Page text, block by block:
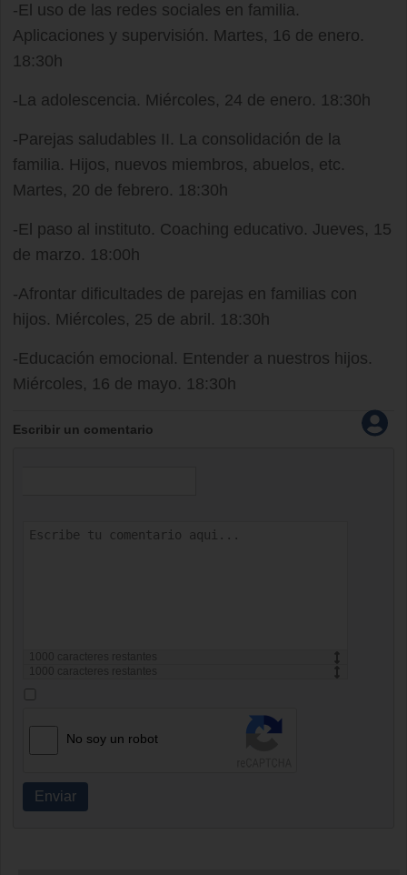
-El uso de las redes sociales en familia.
Aplicaciones y supervisión. Martes, 16 de enero.
18:30h
-La adolescencia. Miércoles, 24 de enero. 18:30h
-Parejas saludables II. La consolidación de la
familia. Hijos, nuevos miembros, abuelos, etc.
Martes, 20 de febrero. 18:30h
-El paso al instituto. Coaching educativo. Jueves, 15
de marzo. 18:00h
-Afrontar dificultades de parejas en familias con
hijos. Miércoles, 25 de abril. 18:30h
-Educación emocional. Entender a nuestros hijos.
Miércoles, 16 de mayo. 18:30h
Escribir un comentario
caracteres restantes
caracteres restantes
No soy un robot
Enviar